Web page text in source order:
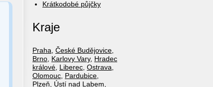
Krátkodobé půjčky
Kraje
Praha, České Budějovice,
Brno, Karlovy Vary, Hradec
králové, Liberec, Ostrava,
Olomouc, Pardubice,
Plzeň, Ústí nad Labem,